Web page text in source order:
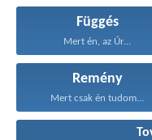
Függés
Mert én, az Úr...
Remény
Mert csak én tudom...